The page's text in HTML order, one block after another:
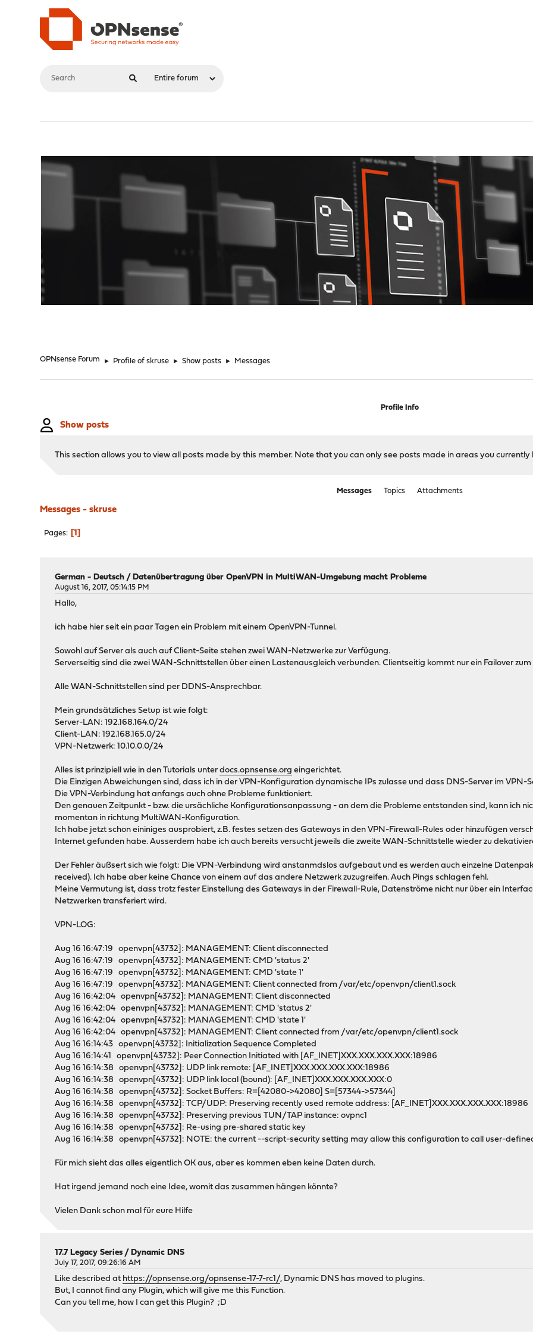
OPNsense Forum ► Profile of skruse ► Show posts ► Messages
Profile Info
Show posts
This section allows you to view all posts made by this member. Note that you can only see posts made in areas you currently
Messages Topics Attachments
Messages - skruse
Pages 1
German - Deutsch /Datenübertragung über OpenVPN in MultiWAN-Umgebung macht Probleme
August 16, 2017, 05:14:15 PM
Hallo,
ich habe hier seit ein paar Tagen ein Problem mit einem OpenVPN-Tunnel.
Sowohl auf Server als auch auf Client-Seite stehen zwei WAN-Netzwerke zur Verfügung.
Serverseitig sind die zwei WAN-Schnittstellen über einen Lastenausgleich verbunden. Clientseitig kommt nur ein Failover zum
Alle WAN-Schnittstellen sind per DDNS-Ansprechbar.
Mein grundsätzliches Setup ist wie folgt:
Server-LAN: 192.168.164.0/24
Client-LAN: 192.168.165.0/24
VPN-Netzwerk: 10.10.0.0/24
Alles ist prinzipiell wie in den Tutorials unterdocs.opnsense.org eingerichtet.
Die Einzigen Abweichungen sind, dass ich in der VPN-Konfiguration dynamische IPs zulasse und dass DNS-Server im VPN-
Die VPN-Verbindung hat anfangs auch ohne Probleme funktioniert.
Den genauen Zeitpunkt - bzw. die ursächliche Konfigurationsanpassung - an dem die Probleme entstanden sind, kann ich
momentan in richtung MultiWAN-Konfiguration.
Ich habe jetzt schon eininiges ausprobiert, z.B. festes setzen des Gateways in den VPN-Firewall-Rules oder hinzufügen
Internet gefunden habe. Ausserdem habe ich auch bereits versucht jeweils die zweite WAN-Schnittstelle wieder zu
Der Fehler äußsert sich wie folgt: Die VPN-Verbindung wird anstanmdslos aufgebaut und es werden auch einzelne
received). Ich habe aber keine Chance von einem auf das andere Netzwerk zuzugreifen. Auch Pings schlagen fehl.
Meine Vermutung ist, dass trotz fester Einstellung des Gateways in der Firewall-Rule, Datenströme nicht nur über ein
Netzwerken transferiert wird.
VPN-LOG:
Aug 16 16:47:19 openvpn[43732]: MANAGEMENT: Client disconnected
Aug 16 16:47:19 openvpn[43732]: MANAGEMENT: CMD 'status 2'
Aug 16 16:47:19 openvpn[43732]: MANAGEMENT: CMD 'state 1'
Aug 16 16:47:19 openvpn[43732]: MANAGEMENT: Client connected from /var/etc/openvpn/client1.sock
Aug 16 16:42:04 openvpn[43732]: MANAGEMENT: Client disconnected
Aug 16 16:42:04 openvpn[43732]: MANAGEMENT: CMD 'status 2'
Aug 16 16:42:04 openvpn[43732]: MANAGEMENT: CMD 'state 1'
Aug 16 16:42:04 openvpn[43732]: MANAGEMENT: Client connected from /var/etc/openvpn/client1.sock
Aug 16 16:14:43 openvpn[43732]: Initialization Sequence Completed
Aug 16 16:14:41 openvpn[43732]: Peer Connection Initiated with [AF_INET]XXX.XXX.XXX.XXX:18986
Aug 16 16:14:38 openvpn[43732]: UDP link remote: [AF_INET]XXX.XXX.XXX.XXX:18986
Aug 16 16:14:38 openvpn[43732]: UDP link local (bound): [AF_INET]XXX.XXX.XXX.XXX:0
Aug 16 16:14:38 openvpn[43732]: Socket Buffers: R=[42080->42080] S=[57344->57344]
Aug 16 16:14:38 openvpn[43732]: TCP/UDP: Preserving recently used remote address: [AF_INET]XXX.XXX.XXX.XXX:18986
Aug 16 16:14:38 openvpn[43732]: Preserving previous TUN/TAP instance: ovpnc1
Aug 16 16:14:38 openvpn[43732]: Re-using pre-shared static key
Aug 16 16:14:38 openvpn[43732]: NOTE: the current --script-security setting may allow this configuration to call user-
Für mich sieht das alles eigentlich OK aus, aber es kommen eben keine Daten durch.
Hat irgend jemand noch eine Idee, womit das zusammen hängen könnte?
Vielen Dank schon mal für eure Hilfe
17.7 Legacy Series /Dynamic DNS
July 17, 2017, 09:26:16 AM
Like described at https://opnsense.org/opnsense-17-7-rc1/, Dynamic DNS has moved to plugins.
But, I cannot find any Plugin, which will give me this Function.
Can you tell me, how I can get this Plugin? ;D